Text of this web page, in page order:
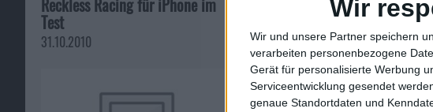
Wir
Wir und unsere Partner speichern
verarbeiten personenbezogene
Gerät für personalisierte Werbung
Serviceentwicklung gesendet
genaue Standortdaten und
Reckless Racing für iPhone im
Test
31.10.2010
24 Stunden Black Friday
Sonderverkauf bei Arktis.de
22.11.2011